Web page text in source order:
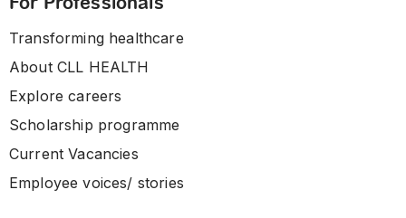
Transforming healthcare
About CLL HEALTH
Explore careers
Scholarship programme
Current Vacancies
Employee voices/ stories